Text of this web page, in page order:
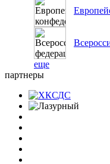
еще
партнеры